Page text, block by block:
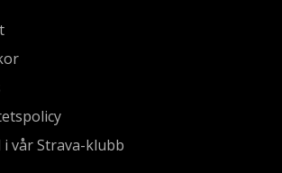
i vår Strava-klubb